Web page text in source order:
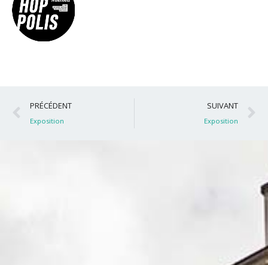
Précédent
PRÉCÉDENT
Exposition
SUIVANT
Exposition